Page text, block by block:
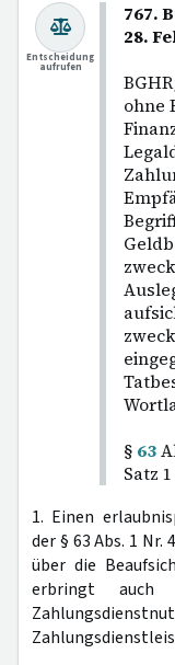
767.
28.
ohne
§ 63
Satz
Entscheidung
aufrufen
1. Einen
der § 63 Abs. 1 Nr.
über die
erbringt auch